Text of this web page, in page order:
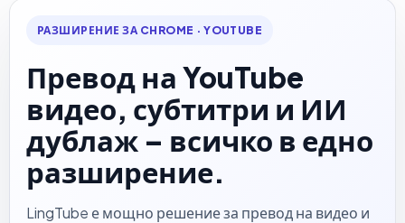
РАЗШИРЕНИЕ ЗА CHROME · YOUTUBE
Превод на YouTube
видео, субтитри и ИИ
дублаж – всичко в едно
разширение.
LingTube е мощно решение за превод на видео и